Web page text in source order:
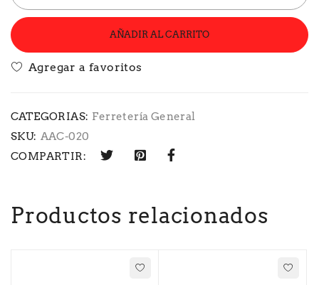
AÑADIR AL CARRITO
CATEGORIAS: Ferretería General
SKU: AAC-020
COMPARTIR:
Productos relacionados